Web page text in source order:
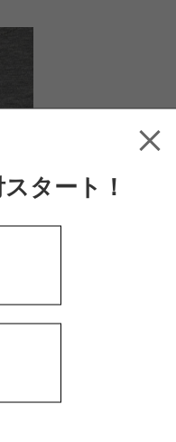
タート！